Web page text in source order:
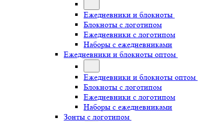
Ежедневники и блокноты
Блокноты с логотипом
Ежедневники с логотипом
Наборы с ежедневниками
Ежедневники и блокноты оптом
Ежедневники и блокноты оптом
Блокноты с логотипом
Ежедневники с логотипом
Наборы с ежедневниками
Зонты с логотипом